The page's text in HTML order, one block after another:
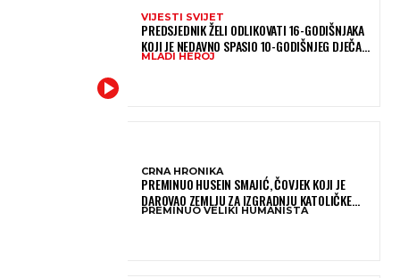
VIJESTI SVIJET
PREDSJEDNIK ŽELI ODLIKOVATI 16-GODIŠNJAKA
KOJI JE NEDAVNO SPASIO 10-GODIŠNJEG DJEČAKA
IZ SMRTONOSNIH VALOVA
MLADI HEROJ
CRNA HRONIKA
PREMINUO HUSEIN SMAJIĆ, ČOVJEK KOJI JE
DAROVAO ZEMLJU ZA IZGRADNJU KATOLIČKE
CRKVE U BUGOJNU
PREMINUO VELIKI HUMANISTA